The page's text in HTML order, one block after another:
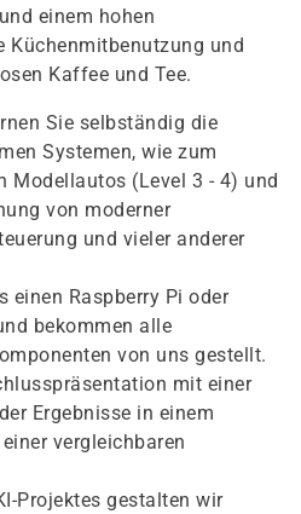
einem hohen
und
Kaffee und Tee.
Sie selbständig die
Systemen, wie zum
Modellautos (Level 3 - 4) und
von moderner
und vieler anderer
einen Raspberry Pi oder
bekommen alle
von uns gestellt.
mit einer
Ergebnisse in einem
vergleichbaren
Projektes gestalten wir